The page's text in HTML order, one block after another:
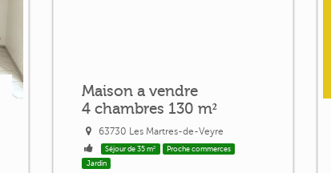
Maison a vendre
4 chambres 130 m²
63730 Les Martres-de-Veyre
Séjour de 35 m²
Proche commerces
Jardin